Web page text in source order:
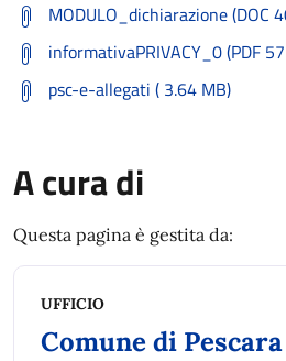
MODULO_dichiarazione (DOC
informativaPRIVACY_0 (PDF
psc-e-allegati ( 3.64 MB)
A cura di
Questa pagina è gestita da:
UFFICIO
Comune di Pescara